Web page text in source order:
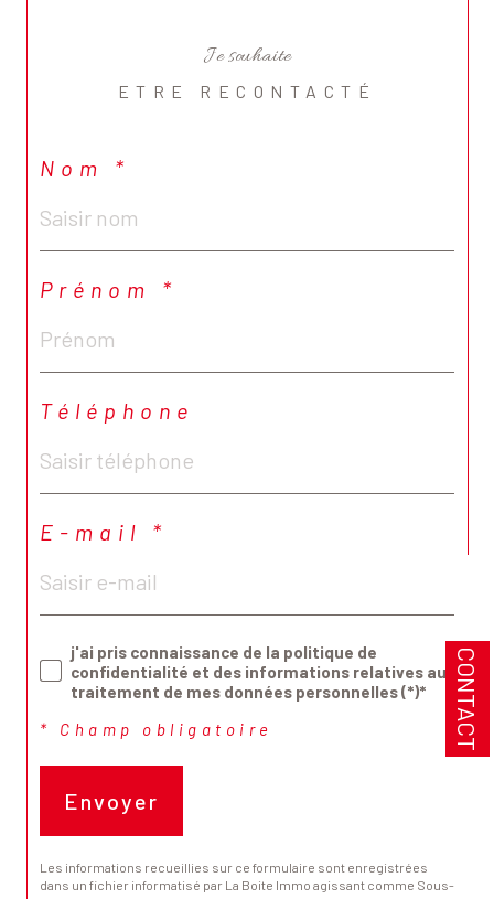
CONTACT
Je souhaite
ETRE RECONTACTÉ
Nom *
Prénom *
Téléphone
E-mail *
j'ai pris connaissance de la politique de
confidentialité et des informations relatives au
traitement de mes données personnelles (*)*
* Champ obligatoire
Envoyer
Les informations recueillies sur ce formulaire sont enregistrées
dans un fichier informatisé par La Boite Immo agissant comme Sous-